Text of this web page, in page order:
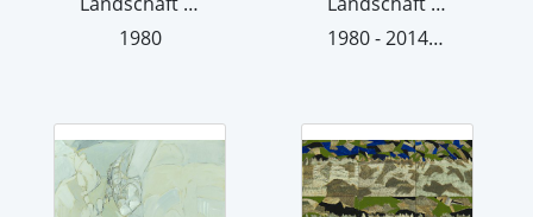
1980
1980 - 2014 (übermalt 2014)